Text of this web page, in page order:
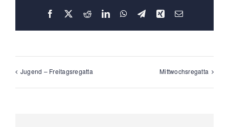
Facebook RedditLinkedInWhatsApp
Telegram
Xing E-
Jugend – Freitagsregatta Mittwochsregatta